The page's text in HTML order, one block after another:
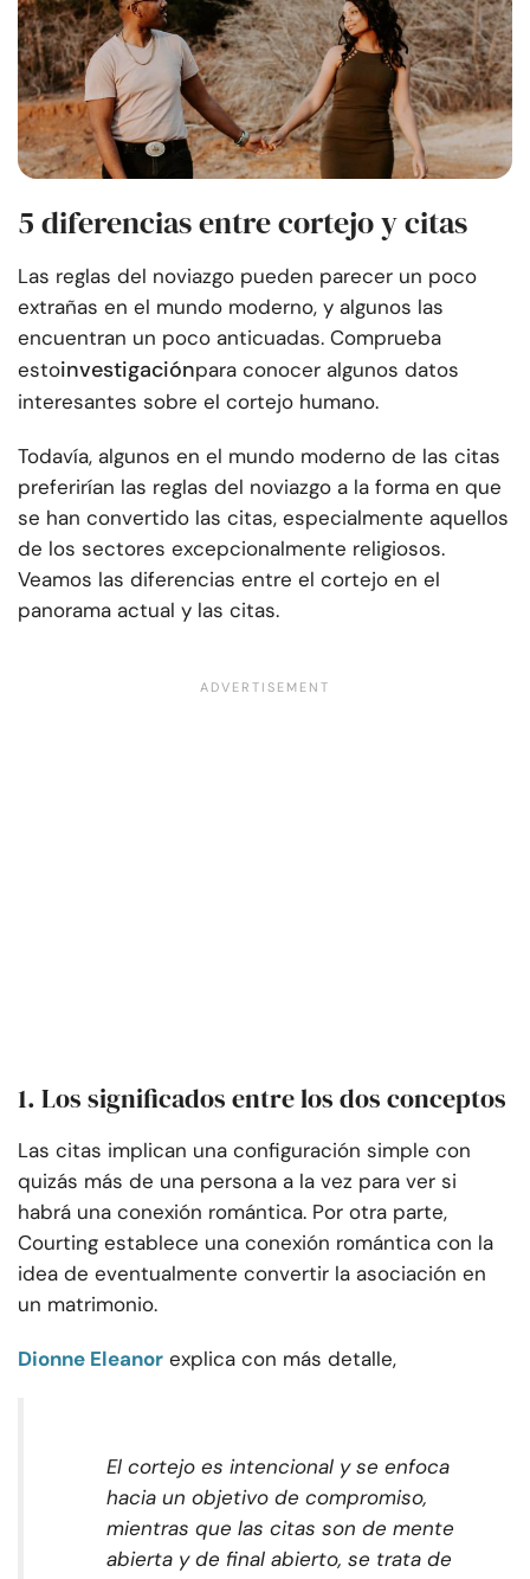
5 diferencias entre cortejo y citas
Las reglas del noviazgo pueden parecer un poco
extrañas en el mundo moderno, y algunos las
encuentran un poco anticuadas. Comprueba
estoinvestigaciónpara conocer algunos datos
interesantes sobre el cortejo humano.
Todavía, algunos en el mundo moderno de las citas
preferirían las reglas del noviazgo a la forma en que
se han convertido las citas, especialmente aquellos
de los sectores excepcionalmente religiosos.
Veamos las diferencias entre el cortejo en el
panorama actual y las citas.
1. Los significados entre los dos conceptos
Las citas implican una configuración simple con
quizás más de una persona a la vez para ver si
habrá una conexión romántica. Por otra parte,
Courting establece una conexión romántica con la
idea de eventualmente convertir la asociación en
un matrimonio.
Dionne Eleanor explica con más detalle,
El cortejo es intencional y se enfoca
hacia un objetivo de compromiso,
mientras que las citas son de mente
abierta y de final abierto, se trata de